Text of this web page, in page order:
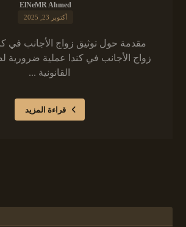
ElNeMR Ahmed
أكتوبر 23, 2025
مقدمة حول توثيق زواج الأجانب في
زواج الأجانب في كندا عملية ضرورية
القانونية ...
قراءة المزيد